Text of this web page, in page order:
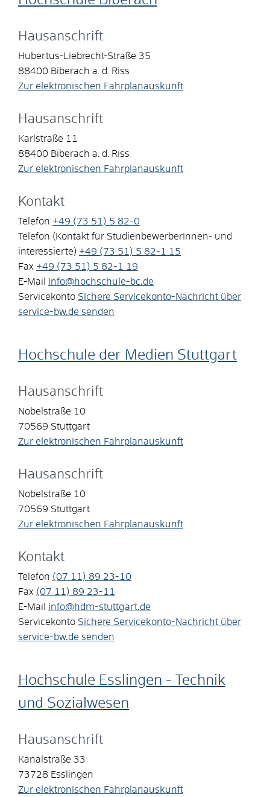
Hausanschrift
Hubertus-Liebrecht-Straße 35
88400 Biberach a. d. Riss
Zur elektronischen Fahrplanauskunft
Hausanschrift
Karlstraße 11
88400 Biberach a. d. Riss
Zur elektronischen Fahrplanauskunft
Kontakt
Telefon +49 (73 51) 5 82-0
Telefon (Kontakt für StudienbewerberInnen- und
interessierte) +49 (73 51) 5 82-1
15
Fax +49 (73 51) 5 82-1
19
E-Mail
info@hochschule-bc.de
Servicekonto Sichere Servicekonto-Nachricht über
service-bw.de senden
Hochschule der Medien Stuttgart
Hausanschrift
Nobelstraße 10
70569 Stuttgart
Zur elektronischen Fahrplanauskunft
Hausanschrift
Nobelstraße 10
70569 Stuttgart
Zur elektronischen Fahrplanauskunft
Kontakt
Telefon (07 11) 89 23-10
Fax (07 11) 89 23-11
E-Mail
info@hdm-stuttgart.de
Servicekonto Sichere Servicekonto-Nachricht über
service-bw.de senden
Hochschule Esslingen - Technik
und Sozialwesen
Hausanschrift
Kanalstraße 33
73728 Esslingen
Zur elektronischen Fahrplanauskunft